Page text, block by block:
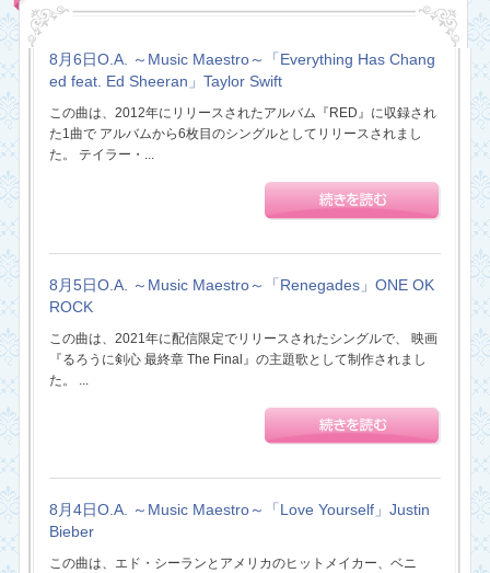
8月6日O.A. ～Music Maestro～「Everything Has Chang
ed feat. Ed Sheeran」Taylor Swift
この曲は、2012年にリリースされたアルバム『RED』に収録され
た1曲で アルバムから6枚目のシングルとしてリリースされまし
た。 テイラー・...
8月5日O.A. ～Music Maestro～「Renegades」ONE OK
ROCK
この曲は、2021年に配信限定でリリースされたシングルで、 映画
『るろうに剣心 最終章 The Final』の主題歌として制作されまし
た。 ...
8月4日O.A. ～Music Maestro～「Love Yourself」Justin
Bieber
この曲は、エド・シーランとアメリカのヒットメイカー、ベニ